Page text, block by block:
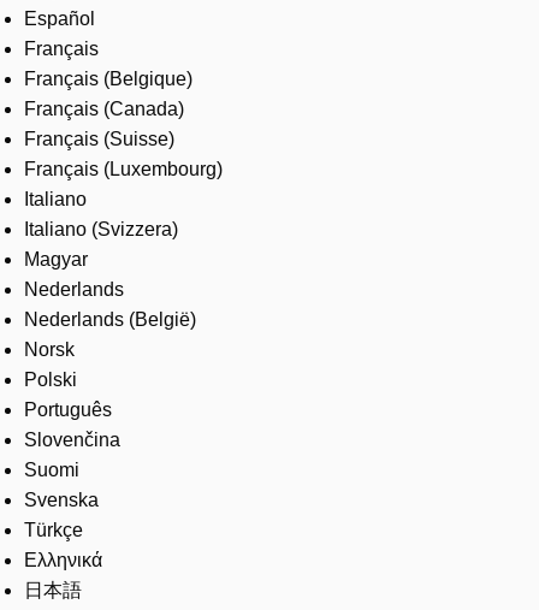
Español
Français
Français (Belgique)
Français (Canada)
Français (Suisse)
Français (Luxembourg)
Italiano
Italiano (Svizzera)
Magyar
Nederlands
Nederlands (België)
Norsk
Polski
Português
Slovenčina
Suomi
Svenska
Türkçe
Ελληνικά
日本語